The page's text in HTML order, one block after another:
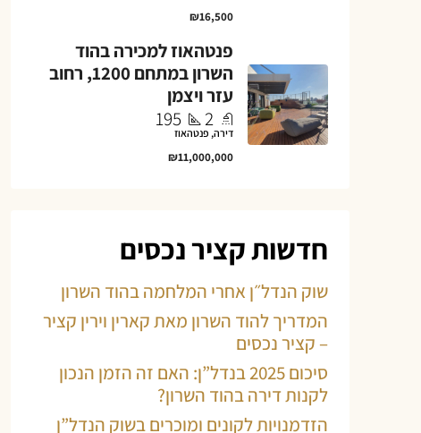
₪16,500
פנטהאוז למכירה בהוד
השרון במתחם 1200, רחוב
עזר ויצמן
2
195
דירה, פנטהאוז
₪11,000,000
חדשות קציר נכסים
שוק הנדל״ן אחרי המלחמה בהוד השרון
המדריך להוד השרון מאת קארין וירין קציר
– קציר נכסים
סיכום 2025 בנדל”ן: האם זה הזמן הנכון
לקנות דירה בהוד השרון?
הזדמנויות לקונים ומוכרים בשוק הנדל”ן